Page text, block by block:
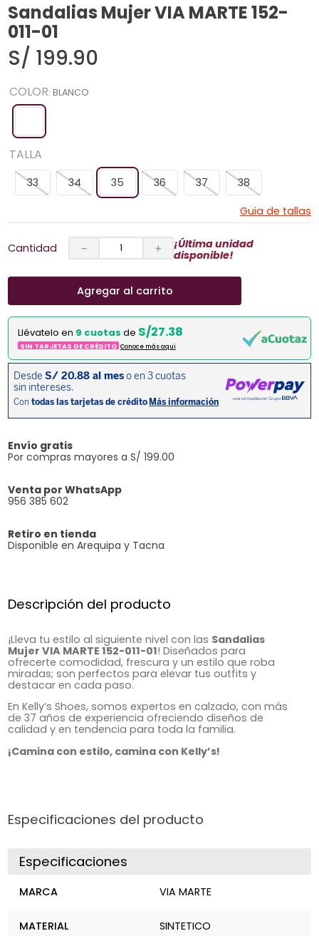
Sandalias Mujer VIA MARTE 152-
011-01
S/ 199.90
COLOR: BLANCO
TALLA
33 34 35 36 37
38
Guia de tallas
Cantidad ＋
－
¡Última unidad
disponible!
Agregar al carrito
Llévatelo en 9 cuotas de S/27.38
SIN TARJETAS DE CRÉDITO Conoce más aqui
Envío gratis
Por compras mayores a S/ 199.00
Venta por WhatsApp
956 385 602
Retiro en tienda
Disponible en Arequipa y Tacna
Descripción del producto
¡Lleva tu estilo al siguiente nivel con las Sandalias
Mujer VIA MARTE 152-011-01! Diseñados para
ofrecerte comodidad, frescura y un estilo que roba
miradas; son perfectos para elevar tus outfits y
destacar en cada paso.
En Kelly’s Shoes, somos expertos en calzado, con más
de 37 años de experiencia ofreciendo diseños de
calidad y en tendencia para toda la familia.
¡Camina con estilo, camina con Kelly’s!
Especificaciones del producto
Especificaciones
MARCA VIA MARTE
MATERIAL SINTETICO